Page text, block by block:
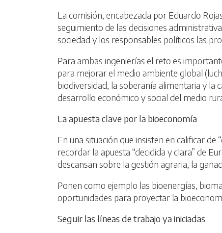
La comisión, encabezada por Eduardo
seguimiento de las decisiones
sociedad y los responsables políticos las
Para ambas ingenierías el reto es
para mejorar el medio ambiente global
biodiversidad, la soberanía alimentaria y la
desarrollo económico y social del medio
La apuesta clave por la bioeconomía
En una situación que insisten en calificar
recordar la apuesta “decidida y clara” de
descansan sobre la gestión agraria, la
Ponen como ejemplo las bioenergías,
oportunidades para proyectar la
Seguir las líneas de trabajo ya iniciadas